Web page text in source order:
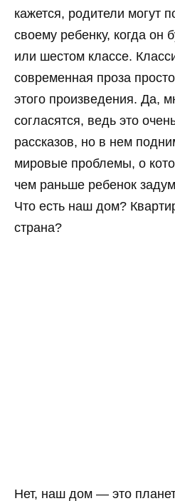
кажется, родители могут
своему ребенку, когда он
или шестом классе.
современная проза
этого произведения. Да,
согласятся, ведь это
рассказов, но в нем
мировые проблемы, о
чем раньше ребенок
Что есть наш дом?
страна?
Нет, наш дом — это